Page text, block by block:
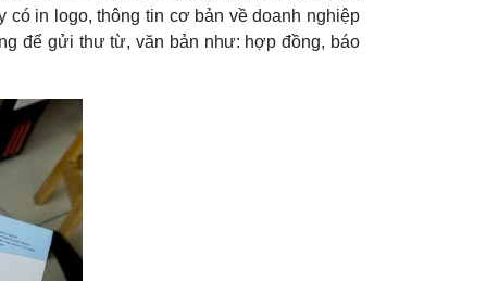
in logo, thông tin cơ bản về doanh nghiệp
để gửi thư từ, văn bản như: hợp đồng, báo